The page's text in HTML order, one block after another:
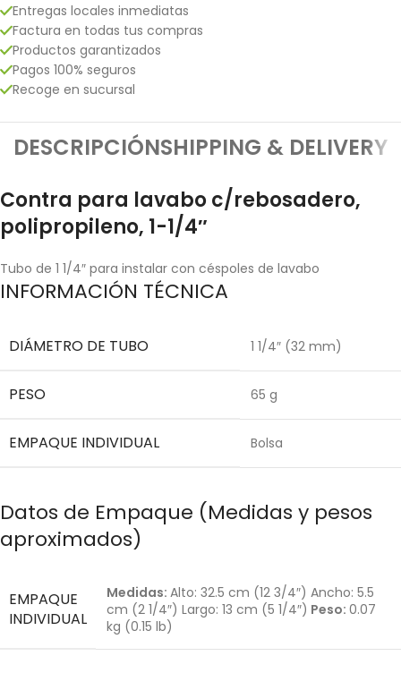
Entregas locales inmediatas
Factura en todas tus compras
Productos garantizados
Pagos 100% seguros
Recoge en sucursal
DESCRIPCIÓNSHIPPING & DELIVERY
Contra para lavabo c/rebosadero,
polipropileno, 1-1/4″
Tubo de 1 1/4″ para instalar con céspoles de lavabo
INFORMACIÓN TÉCNICA
DIÁMETRO DE TUBO 1 1/4″ (32 mm)
PESO 65 g
EMPAQUE INDIVIDUAL Bolsa
Datos de Empaque (Medidas y pesos
aproximados)
EMPAQUE
INDIVIDUAL
Medidas: Alto: 32.5 cm (12 3/4″) Ancho: 5.5
cm (2 1/4″) Largo: 13 cm (5 1/4″) Peso: 0.07
kg (0.15 lb)